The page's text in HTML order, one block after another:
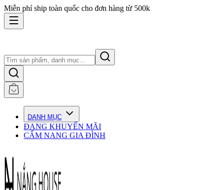
Miễn phí ship toàn quốc cho đơn hàng từ 500k
DANH MỤC
ĐANG KHUYẾN MÃI
CẨM NANG GIA ĐÌNH